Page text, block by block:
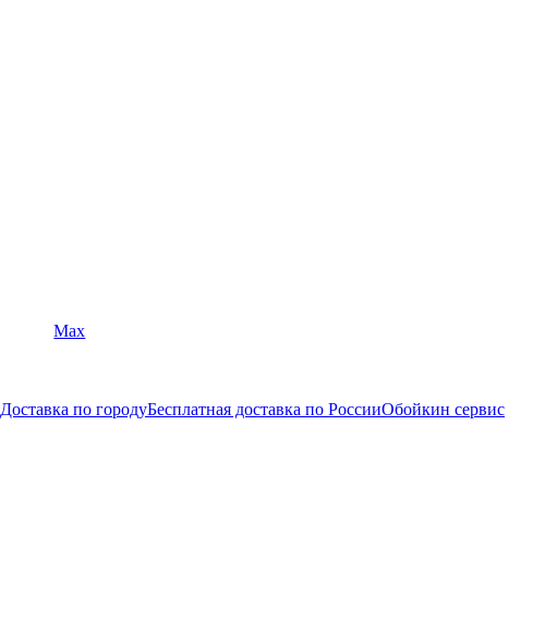
Max
Доставка по городуБесплатная доставка по РоссииОбойкин сервис